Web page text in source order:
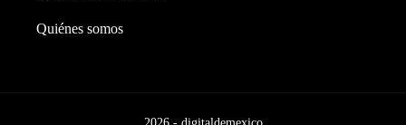
Quiénes somos
2026 - digitaldemexico